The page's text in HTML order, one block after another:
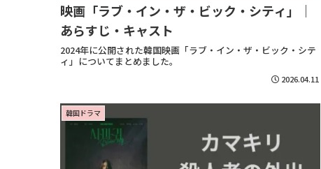
映画「ラブ・イン・ザ・ビック・シティ」｜
あらすじ・キャスト
2024年に公開された韓国映画「ラブ・イン・ザ・ビック・シテ
ィ」についてまとめました。
2026.04.11
韓国ドラマ